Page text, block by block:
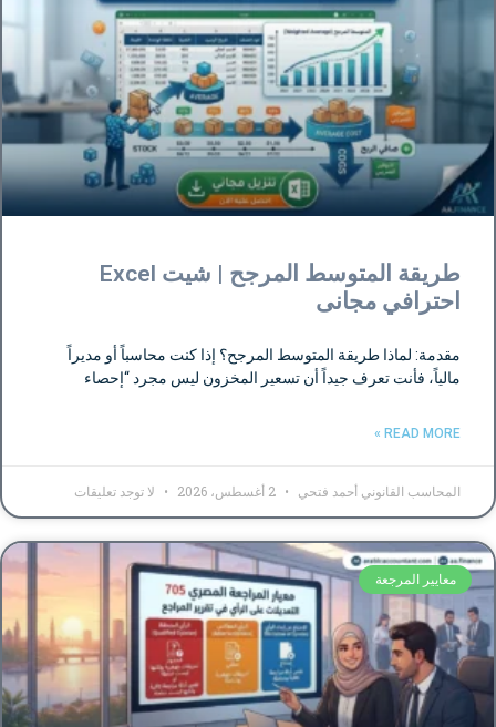
طريقة المتوسط المرجح | شيت Excel
احترافي مجانى
مقدمة: لماذا طريقة المتوسط المرجح؟ إذا كنت محاسباً أو مديراً
مالياً، فأنت تعرف جيداً أن تسعير المخزون ليس مجرد “إحصاء
READ MORE »
المحاسب القانوني أحمد فتحي لا توجد تعليقات
معايير المرجعة